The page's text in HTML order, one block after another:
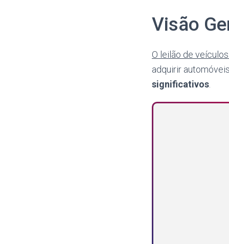
Visão
O leilão de
adquirir
significativos